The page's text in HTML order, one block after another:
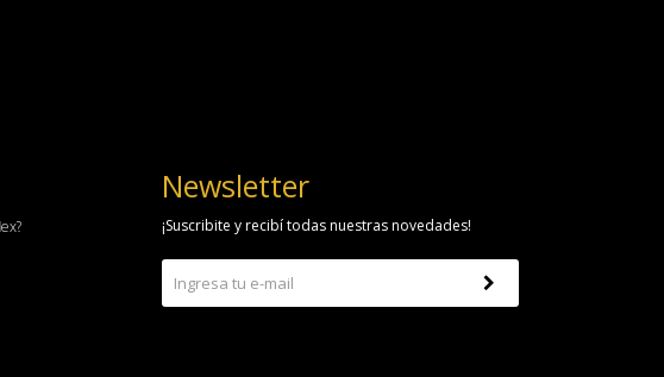
Newsletter
¡Suscribite y recibí todas nuestras novedades!